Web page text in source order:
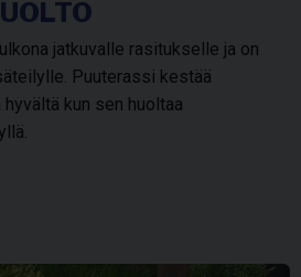
jatkuvalle rasitukselle ja on
Puuterassi kestää
kun sen huoltaa